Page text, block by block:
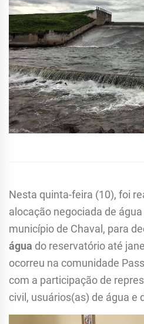
Nesta quinta-feira (10), foi
alocação negociada de
município de Chaval, para
água do reservatório até
ocorreu na comunidade
com a participação de
civil, usuários(as) de água e